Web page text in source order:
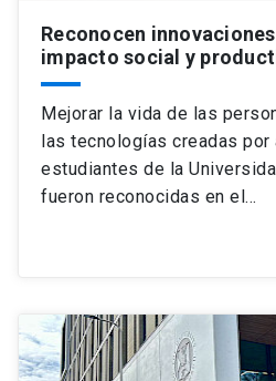
Reconocen
impacto social y
Mejorar la vida de las
las tecnologías creadas por
estudiantes de la
fueron reconocidas en el…